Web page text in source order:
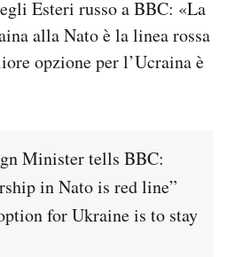
Esteri russo a BBC: «La
alla Nato è la linea rossa
opzione per l’Ucraina è
Minister tells BBC:
in Nato is red line”
for Ukraine is to stay